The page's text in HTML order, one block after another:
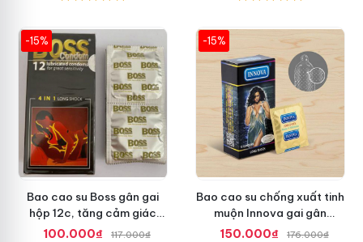
-15%
Bao cao su Boss gân gai
hộp 12c, tăng cảm giác
thăng hoa
100.000₫ 117.000₫
-15%
Bao cao su chống xuất tinh
muộn Innova gai gân
Malaysia
150.000₫ 176.000₫